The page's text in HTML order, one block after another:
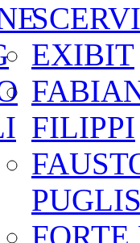
EXIBIT
FILIPPI